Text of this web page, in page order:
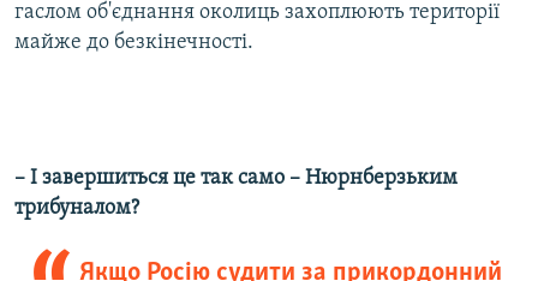
гаслом об'єднання околиць захоплюють території
майже до безкінечності.
– І завершиться це так само – Нюрнберзьким
трибуналом?
Якщо Росію судити за прикордонний